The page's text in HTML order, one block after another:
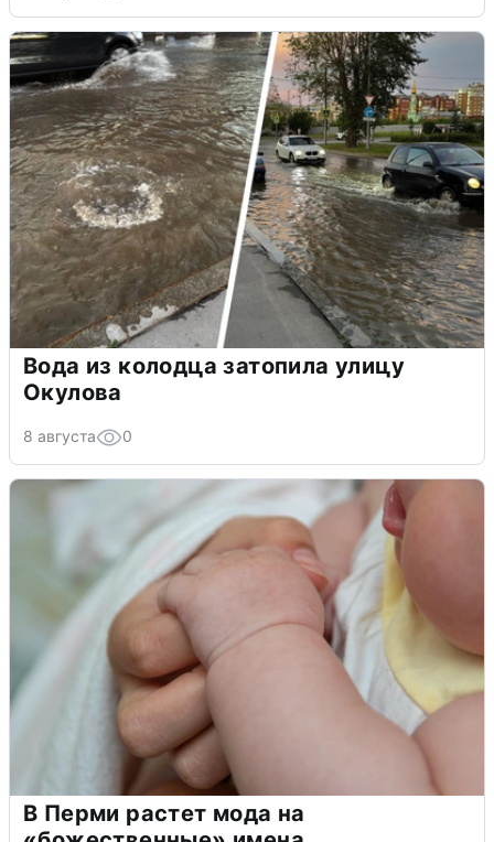
Вода из колодца затопила улицу
Окулова
8 августа 0
В Перми растет мода на